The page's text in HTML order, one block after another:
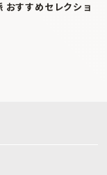
おすすめセレクショ